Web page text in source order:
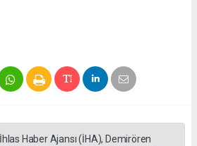
Haber Ajansı (İHA), Demirören